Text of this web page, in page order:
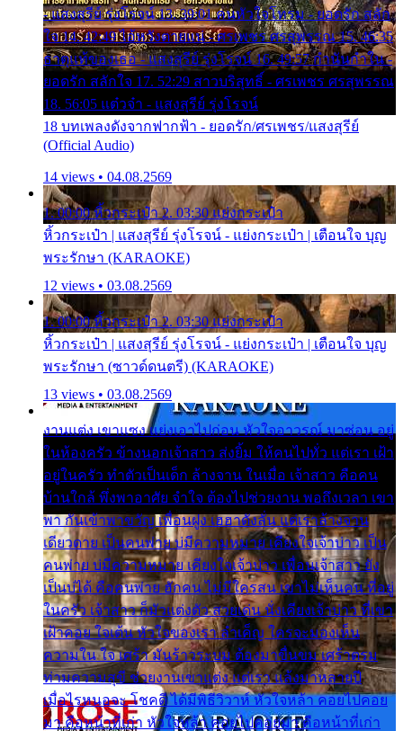
- แสงสุรีย์ รุ่งโรจน์ 13. 39:01 คนหัวใจโทรม - ยอดรัก สลัก
ใจ 14. 42:49 ไอ้หวังตายแน่ - ศรเพชร ศรสุพรรณ 15. 46:35
ธาตุแท้ของเธอ - แสงสุรีย์ รุ่งโรจน์ 16. 49:57 กำนันกำใน -
ยอดรัก สลักใจ 17. 52:29 สาวบริสุทธิ์ - ศรเพชร ศรสุพรรณ
18. 56:05 แต๋วจ๋า - แสงสุรีย์ รุ่งโรจน์
18 บทเพลงดังจากฟากฟ้า - ยอดรัก/ศรเพชร/แสงสุรีย์
(Official Audio)
14 views • 04.08.2569
1. 00:00 หิ้วกระเป๋า 2. 03:30 แย่งกระเป๋า
หิ้วกระเป๋า | แสงสุรีย์ รุ่งโรจน์ - แย่งกระเป๋า | เตือนใจ บุญ
พระรักษา (KARAOKE)
12 views • 03.08.2569
1. 00:00 หิ้วกระเป๋า 2. 03:30 แย่งกระเป๋า
หิ้วกระเป๋า | แสงสุรีย์ รุ่งโรจน์ - แย่งกระเป๋า | เตือนใจ บุญ
พระรักษา (ซาวด์ดนตรี) (KARAOKE)
13 views • 03.08.2569
งานแต่ง เขาแซง แย่งเอาไปก่อน หัวใจอาวรณ์ มาซ่อน อยู่
ในห้องครัว ข้างนอกเจ้าสาว ส่งยิ้ม ให้คนไปทั่ว แต่เรา เฝ้า
อยู่ในครัว ทำตัวเป็นเด็ก ล้างจาน ในเมื่อ เจ้าสาว คือคน
บ้านใกล้ พึ่งพาอาศัย จำใจ ต้องไปช่วยงาน พอถึงเวลา เขา
พา กันเข้าพาขวัญ เพื่อนฝูง เฮฮาดังลั่น แต่เราล้างจาน
เดียวดาย เป็นคนพ่าย บ่มีความหมาย เคียงใจเจ้าบ่าว เป็น
คนพ่าย บ่มีความหมาย เคียงใจเจ้าบ่าว เพื่อนเจ้าสาว ยัง
เป็นบ่ได้ คือคนพ่าย ฮักคน ไม่มีใครสน เขาไม่เห็นคน ที่อยู่
ในครัว เจ้าสาว ก็มัวแต่งตัว สวยเด่น นั่งเคียงเจ้าบ่าว ที่เขา
เฝ้าคอย ใจเต้น หัวใจของเรา ลำเค็ญ ใครจะมองเห็น
ความใน ใจ เศร้า มันร้าวระบม ต้องมาขื่นขม เศร้าตรม
ท่ามความสุขี ช่วยงานเขาแต่ง แต่เรา แล้งมาหลายปี
เมื่อไรหนอจะ โชคดี ได้มีพิธีวิวาห์ หัวใจหล้า คอยไปคอย
มา คือหน้าที่เก่า หัวใจหล้า คอยไปคอยมา คือหน้าที่เก่า